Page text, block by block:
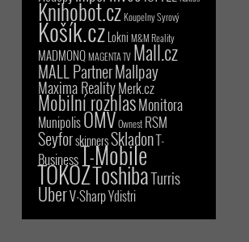
Knihobot.czKoupelny Syrový
Košík.czLokni M&M Reality
MADMONQMAGENTA TV Mall.cz
MALL PartnerMallpay
Maxima RealityMerk.cz
Mobilní rozhlasMonitora
MunipolisOMVOwnest RSM
SeyforskinnersSkladonT-
BusinessT-Mobile
TOKOZToshibaTurris
UberV-SharpYdistri